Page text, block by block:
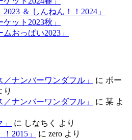
＆ しんねん！！2024」
ット2023秋」
おっぱい2023」
ナンバーワンダフル」
に ボー
り
ナンバーワンダフル」
に 某 よ
に しなちく より
2015」
に zero より